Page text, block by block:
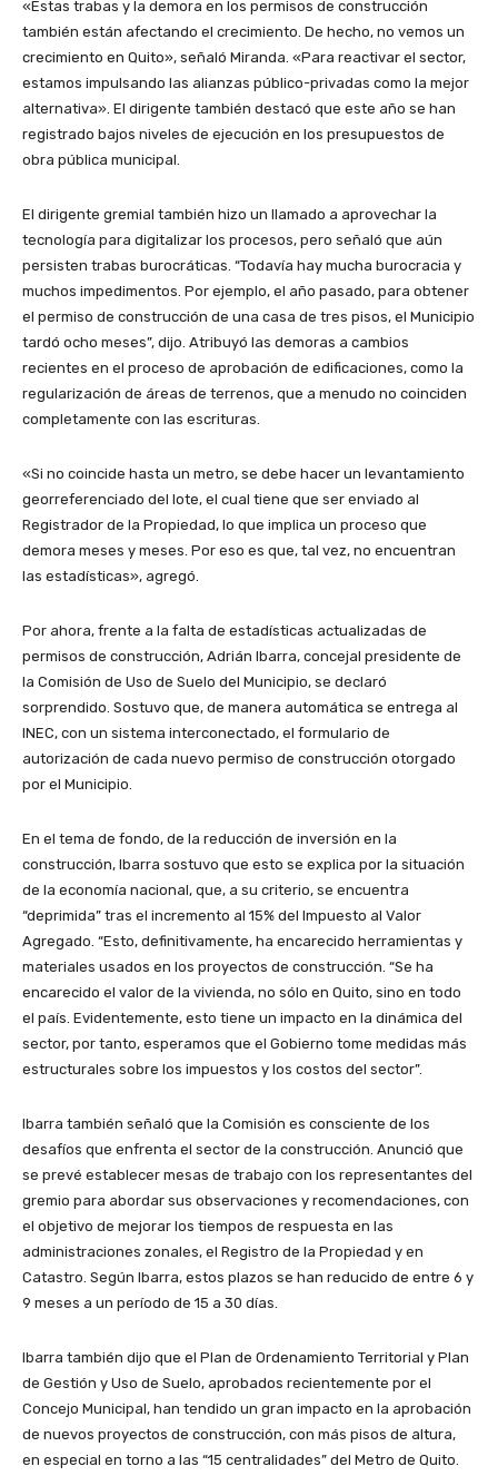
«Estas trabas y la demora en los permisos de construcción
también están afectando el crecimiento. De hecho, no vemos un
crecimiento en Quito», señaló Miranda. «Para reactivar el sector,
estamos impulsando las alianzas público-privadas como la mejor
alternativa». El dirigente también destacó que este año se han
registrado bajos niveles de ejecución en los presupuestos de
obra pública municipal.
El dirigente gremial también hizo un llamado a aprovechar la
tecnología para digitalizar los procesos, pero señaló que aún
persisten trabas burocráticas. “Todavía hay mucha burocracia y
muchos impedimentos. Por ejemplo, el año pasado, para obtener
el permiso de construcción de una casa de tres pisos, el Municipio
tardó ocho meses”, dijo. Atribuyó las demoras a cambios
recientes en el proceso de aprobación de edificaciones, como la
regularización de áreas de terrenos, que a menudo no coinciden
completamente con las escrituras.
«Si no coincide hasta un metro, se debe hacer un levantamiento
georreferenciado del lote, el cual tiene que ser enviado al
Registrador de la Propiedad, lo que implica un proceso que
demora meses y meses. Por eso es que, tal vez, no encuentran
las estadísticas», agregó.
Por ahora, frente a la falta de estadísticas actualizadas de
permisos de construcción, Adrián Ibarra, concejal presidente de
la Comisión de Uso de Suelo del Municipio, se declaró
sorprendido. Sostuvo que, de manera automática se entrega al
INEC, con un sistema interconectado, el formulario de
autorización de cada nuevo permiso de construcción otorgado
por el Municipio.
En el tema de fondo, de la reducción de inversión en la
construcción, Ibarra sostuvo que esto se explica por la situación
de la economía nacional, que, a su criterio, se encuentra
“deprimida” tras el incremento al 15% del Impuesto al Valor
Agregado. “Esto, definitivamente, ha encarecido herramientas y
materiales usados en los proyectos de construcción. “Se ha
encarecido el valor de la vivienda, no sólo en Quito, sino en todo
el país. Evidentemente, esto tiene un impacto en la dinámica del
sector, por tanto, esperamos que el Gobierno tome medidas más
estructurales sobre los impuestos y los costos del sector”.
Ibarra también señaló que la Comisión es consciente de los
desafíos que enfrenta el sector de la construcción. Anunció que
se prevé establecer mesas de trabajo con los representantes del
gremio para abordar sus observaciones y recomendaciones, con
el objetivo de mejorar los tiempos de respuesta en las
administraciones zonales, el Registro de la Propiedad y en
Catastro. Según Ibarra, estos plazos se han reducido de entre 6 y
9 meses a un período de 15 a 30 días.
Ibarra también dijo que el Plan de Ordenamiento Territorial y Plan
de Gestión y Uso de Suelo, aprobados recientemente por el
Concejo Municipal, han tendido un gran impacto en la aprobación
de nuevos proyectos de construcción, con más pisos de altura,
en especial en torno a las “15 centralidades” del Metro de Quito.